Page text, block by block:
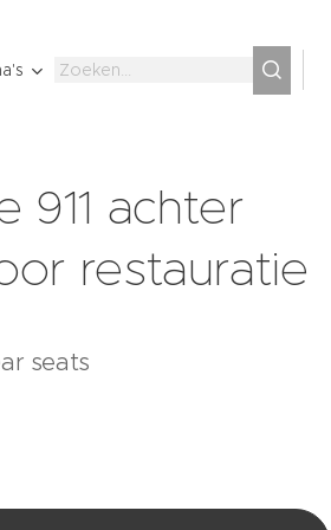
911 achter
restauratie
seats